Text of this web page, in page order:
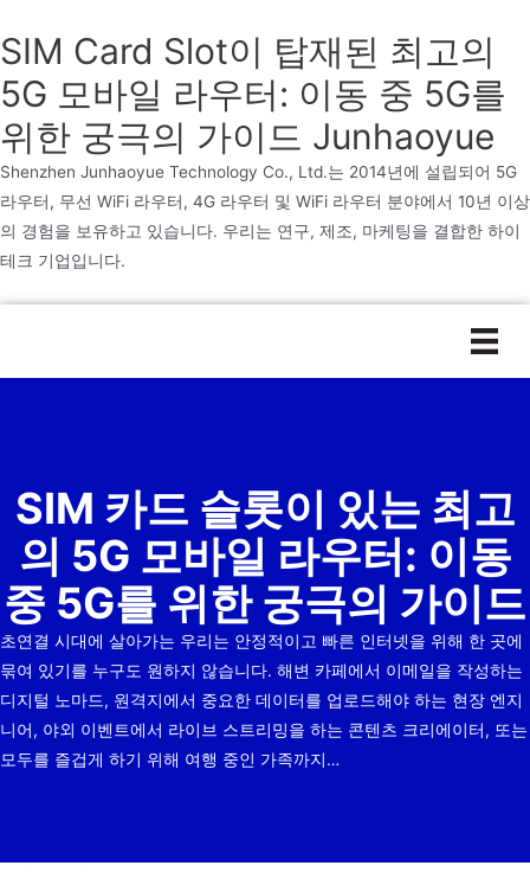
SIM Card Slot이 탑재된 최고의
5G 모바일 라우터: 이동 중 5G를
위한 궁극의 가이드 Junhaoyue
Shenzhen Junhaoyue Technology Co., Ltd.는 2014년에 설립되어 5G
라우터, 무선 WiFi 라우터, 4G 라우터 및 WiFi 라우터 분야에서 10년 이상
의 경험을 보유하고 있습니다. 우리는 연구, 제조, 마케팅을 결합한 하이
테크 기업입니다.
으
SIM 카드 슬롯이 있는 최고
의 5G 모바일 라우터: 이동
중 5G를 위한 궁극의 가이드
초연결 시대에 살아가는 우리는 안정적이고 빠른 인터넷을 위해 한 곳에
묶여 있기를 누구도 원하지 않습니다. 해변 카페에서 이메일을 작성하는
디지털 노마드, 원격지에서 중요한 데이터를 업로드해야 하는 현장 엔지
니어, 야외 이벤트에서 라이브 스트리밍을 하는 콘텐츠 크리에이터, 또는
모두를 즐겁게 하기 위해 여행 중인 가족까지…